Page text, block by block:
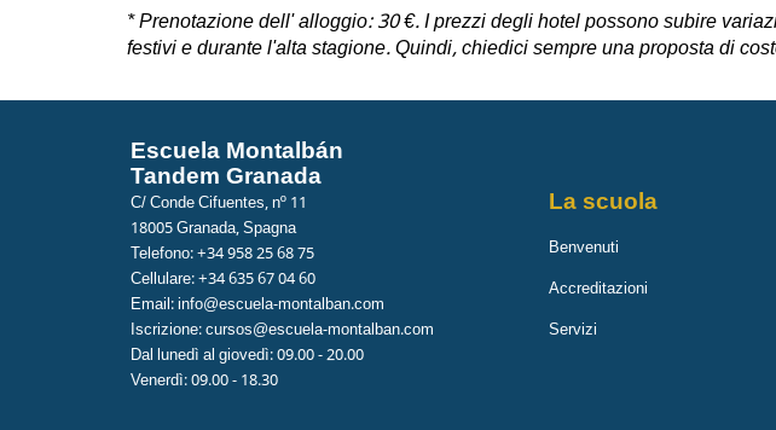
* Prenotazione dell' alloggio: 30 €. I prezzi degli hotel possono subire
festivi e durante l'alta stagione. Quindi, chiedici sempre una proposta di
Escuela Montalbán
Tandem Granada
C/ Conde Cifuentes, nº 11
18005 Granada, Spagna
Telefono: +34 958 25 68 75
Cellulare: +34 635 67 04 60
Email:info@escuela-montalban.com
Iscrizione:cursos@escuela-montalban.com
Dal lunedì al giovedì: 09.00 - 20.00
Venerdì: 09.00 - 18.30
La scuola
Benvenuti
Accreditazioni
Servizi